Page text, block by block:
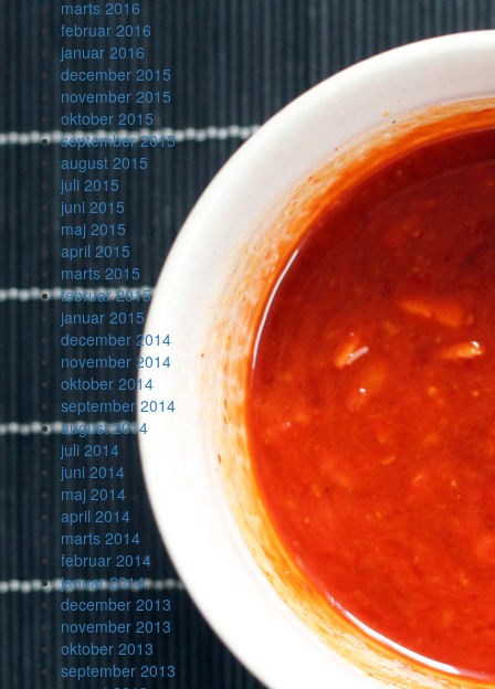
marts 2016
februar 2016
januar 2016
december 2015
november 2015
oktober 2015
september 2015
august 2015
juli 2015
juni 2015
maj 2015
april 2015
marts 2015
februar 2015
januar 2015
december 2014
november 2014
oktober 2014
september 2014
august 2014
juli 2014
juni 2014
maj 2014
april 2014
marts 2014
februar 2014
januar 2014
december 2013
november 2013
oktober 2013
september 2013